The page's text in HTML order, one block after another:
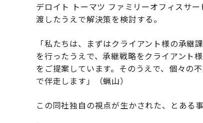
デロイト トーマツ ファミリーオフィスサ
渡したうえで解決策を検討する。
「私たちは、まずはクライアント様の承
を行ったうえで、承継戦略をクライアント
をご提案しています。そのうえで、個々の
で伴走します」（蝋山）
この同社独自の視点が生かされた、とある